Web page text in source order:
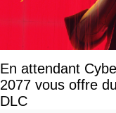
En attendant
2077 vous offre
DLC